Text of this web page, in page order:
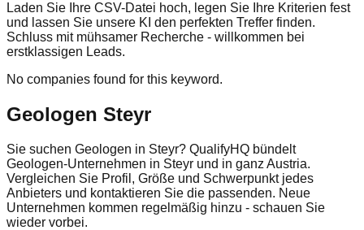
Laden Sie Ihre CSV-Datei hoch, legen Sie Ihre Kriterien fest
und lassen Sie unsere KI den perfekten Treffer finden.
Schluss mit mühsamer Recherche - willkommen bei
erstklassigen Leads.
No companies found for this keyword.
Geologen Steyr
Sie suchen Geologen in Steyr? QualifyHQ bündelt
Geologen-Unternehmen in Steyr und in ganz Austria.
Vergleichen Sie Profil, Größe und Schwerpunkt jedes
Anbieters und kontaktieren Sie die passenden. Neue
Unternehmen kommen regelmäßig hinzu - schauen Sie
wieder vorbei.